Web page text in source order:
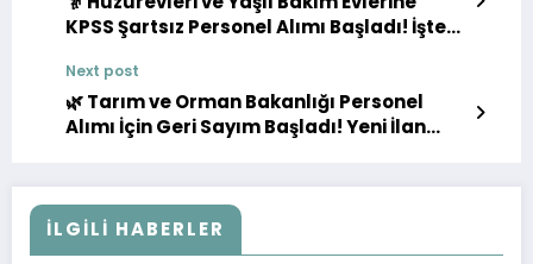
KPSS Şartsız Personel Alımı Başladı! İşte
Next post
🌿 Tarım ve Orman Bakanlığı Personel
Alımı İçin Geri Sayım Başladı! Yeni İlan
İLGILI HABERLER